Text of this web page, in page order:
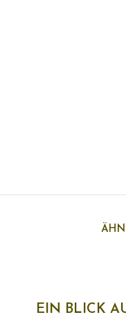
EIN BLICK